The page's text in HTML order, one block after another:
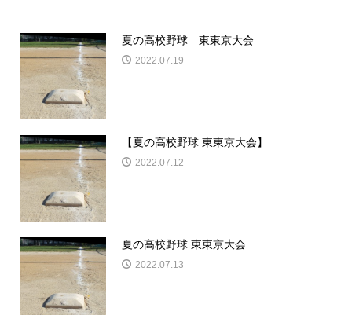
夏の高校野球 東東京大会
2022.07.19
【夏の高校野球 東東京大会】
2022.07.12
夏の高校野球 東東京大会
2022.07.13